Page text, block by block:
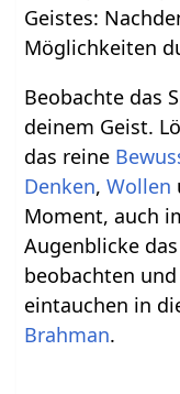
Geistes:
Möglichkeiten
Beobachte das
deinem Geist.
das reine
Denken,Wollen
Moment, auch
Augenblicke
beobachten
eintauchen in
Brahman.